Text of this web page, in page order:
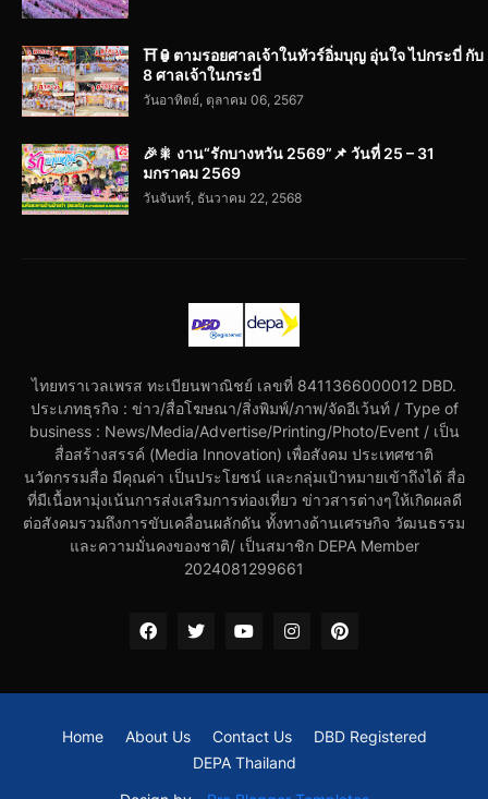
⛩️🏮ตามรอยศาลเจ้าในทัวร์อิ่มบุญ อุ่นใจ ไปกระบี่ กับ
8 ศาลเจ้าในกระบี่
วันอาทิตย์, ตุลาคม 06, 2567
🎉🎇 งาน“รักบางหวัน 2569”📌 วันที่ 25 – 31
มกราคม 2569
วันจันทร์, ธันวาคม 22, 2568
ไทยทราเวลเพรส ทะเบียนพาณิชย์ เลขที่ 8411366000012 DBD.
ประเภทธุรกิจ : ข่าว/สื่อโฆษณา/สิ่งพิมพ์/ภาพ/จัดอีเว้นท์ / Type of
business : News/Media/Advertise/Printing/Photo/Event / เป็น
สื่อสร้างสรรค์ (Media Innovation) เพื่อสังคม ประเทศชาติ
นวัตกรรมสื่อ มีคุณค่า เป็นประโยชน์ และกลุ่มเป้าหมายเข้าถึงได้ สื่อ
ที่มีเนื้อหามุ่งเน้นการส่งเสริมการท่องเที่ยว ข่าวสารต่างๆให้เกิดผลดี
ต่อสังคมรวมถึงการขับเคลื่อนผลักดัน ทั้งทางด้านเศรษกิจ วัฒนธรรม
และความมั่นคงของชาติ/ เป็นสมาชิก DEPA Member
2024081299661
Home About Us Contact Us
DBD Registered
DEPA Thailand